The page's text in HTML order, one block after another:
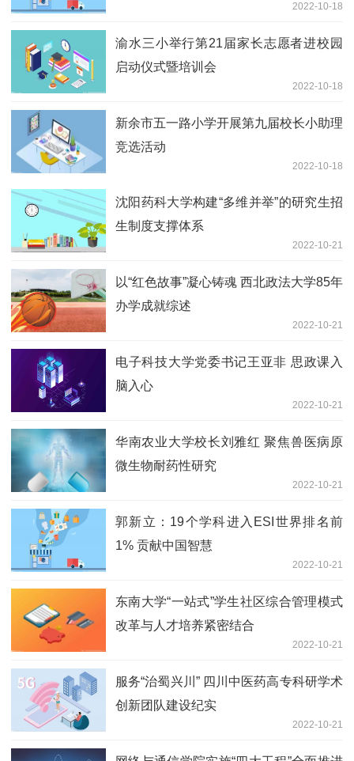
2022-10-18
渝水三小举行第21届家长志愿者进校园
启动仪式暨培训会
2022-10-18
新余市五一路小学开展第九届校长小助理
竞选活动
2022-10-18
沈阳药科大学构建“多维并举”的研究生招
生制度支撑体系
2022-10-21
以“红色故事”凝心铸魂 西北政法大学85年
办学成就综述
2022-10-21
电子科技大学党委书记王亚非 思政课入
脑入心
2022-10-21
华南农业大学校长刘雅红 聚焦兽医病原
微生物耐药性研究
2022-10-21
郭新立：19个学科进入ESI世界排名前
1% 贡献中国智慧
2022-10-21
东南大学“一站式”学生社区综合管理模式
改革与人才培养紧密结合
2022-10-21
服务“治蜀兴川” 四川中医药高专科研学术
创新团队建设纪实
2022-10-21